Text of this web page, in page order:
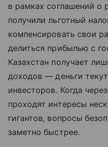
в рамках соглашений о
получили льготный
компенсировать свои
делиться прибылью с
Казахстан получает
доходов — деньги
инвесторов. Когда
проходят интересы
гигантов, вопросы
заметно быстрее.